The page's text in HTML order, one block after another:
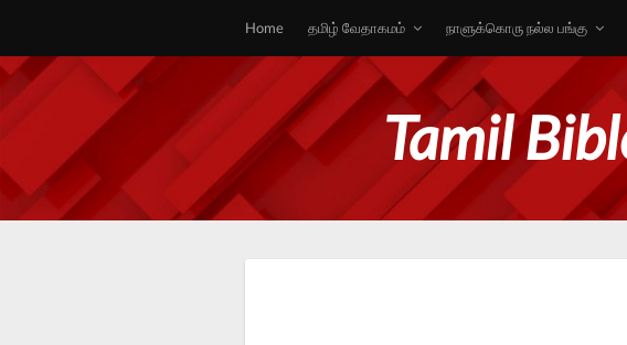
Home தமிழ் வேதாகமம் நாளுக்கொரு நல்ல பங்கு
Tamil